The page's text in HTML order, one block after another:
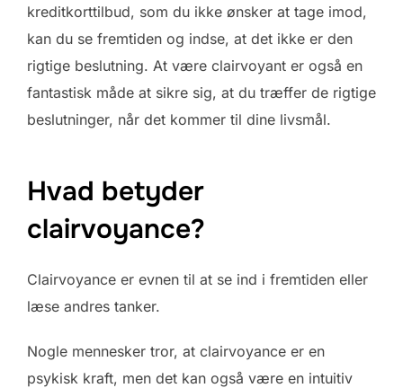
kreditkorttilbud, som du ikke ønsker at tage imod,
kan du se fremtiden og indse, at det ikke er den
rigtige beslutning. At være clairvoyant er også en
fantastisk måde at sikre sig, at du træffer de rigtige
beslutninger, når det kommer til dine livsmål.
Hvad betyder
clairvoyance?
Clairvoyance er evnen til at se ind i fremtiden eller
læse andres tanker.
Nogle mennesker tror, at clairvoyance er en
psykisk kraft, men det kan også være en intuitiv